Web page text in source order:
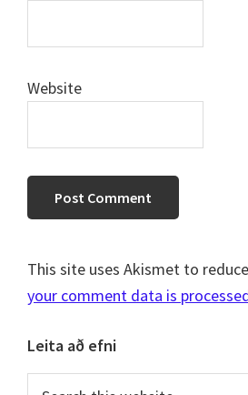
Website
This site uses Akismet to
your comment data is
Primary
Sidebar
Leita að efni